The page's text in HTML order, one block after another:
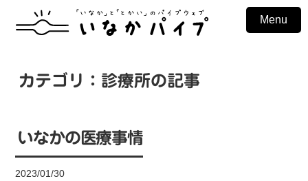
Menu
カテゴリ：診療所の記事
いなかの医療事情
2023/01/30